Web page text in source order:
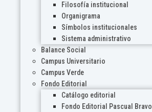
Filosofía institucional
Organigrama
Símbolos institucionales
Sistema administrativo
Balance Social
Campus Universitario
Campus Verde
Fondo Editorial
Catálogo editorial
Fondo Editorial Pascual Bravo